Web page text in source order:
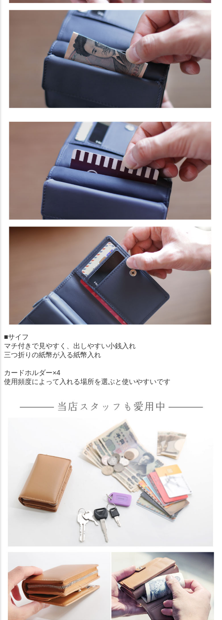
■サイフ
マチ付きで見やすく、出しやすい小銭入れ
三つ折りの紙幣が入る紙幣入れ
カードホルダー×4
使用頻度によって入れる場所を選ぶと使いやすいです